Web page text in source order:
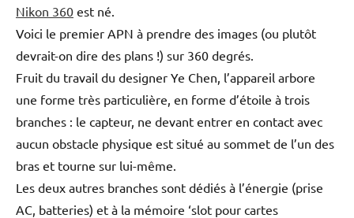
Nikon 360 est né.
Voici le premier APN à prendre des images (ou plutôt
devrait-on dire des plans !) sur 360 degrés.
Fruit du travail du designer Ye Chen, l’appareil arbore
une forme très particulière, en forme d’étoile à trois
branches : le capteur, ne devant entrer en contact avec
aucun obstacle physique est situé au sommet de l’un des
bras et tourne sur lui-même.
Les deux autres branches sont dédiés à l’énergie (prise
AC, batteries) et à la mémoire ‘slot pour cartes